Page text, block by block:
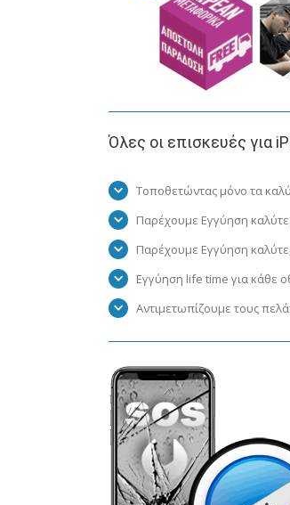
Όλες οι επισκευές για
Τοποθετώντας μόνο τα
Παρέχουμε Εγγύηση
Παρέχουμε Εγγύηση
Εγγύηση life time για κάθε
Αντιμετωπίζουμε τους